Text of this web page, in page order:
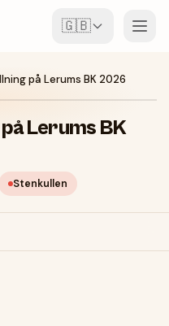
🇬🇧
på Lerums BK 2026
Lerums BK
Stenkullen